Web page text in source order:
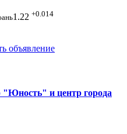
1.22 +0.014
объявление
"Юность" и центр города